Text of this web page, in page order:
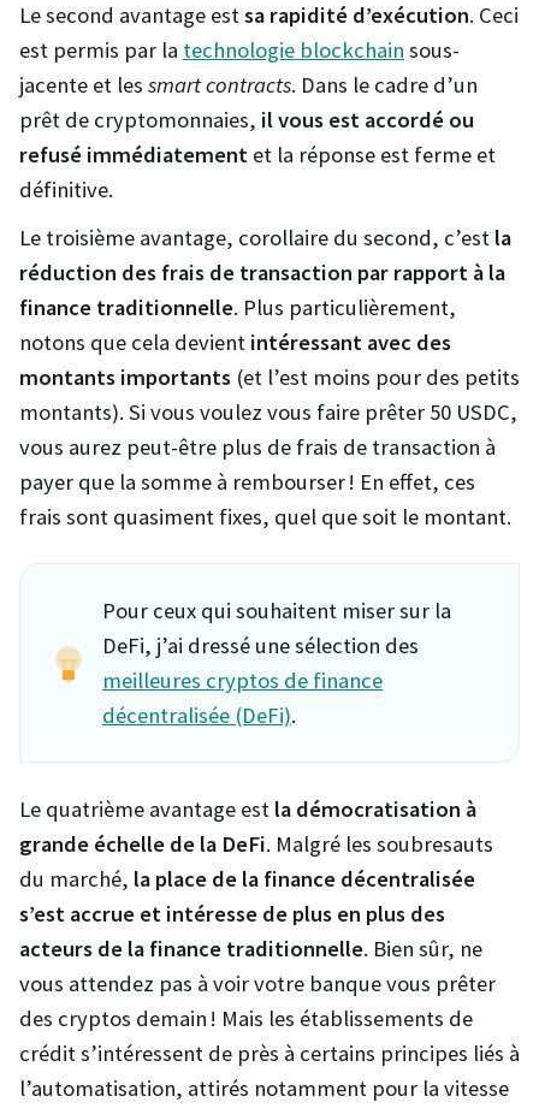
Le second avantage estsa rapidité d’exécution. Ceci
est permis par la technologie blockchain sous-
jacente et les smart contracts. Dans le cadre d’un
prêt de cryptomonnaies, il vous est accordé ou
refusé immédiatement et la réponse est ferme et
définitive.
Le troisième avantage, corollaire du second, c’est la
réduction des frais de transaction par rapport à la
finance traditionnelle. Plus particulièrement,
notons que cela devient intéressant avec des
montants importants (et l’est moins pour des petits
montants). Si vous voulez vous faire prêter 50 USDC,
vous aurez peut-être plus de frais de transaction à
payer que la somme à rembourser ! En effet, ces
frais sont quasiment fixes, quel que soit le montant.
Pour ceux qui souhaitent miser sur la
DeFi, j’ai dressé une sélection des
meilleures cryptos de finance
décentralisée (DeFi).
Le quatrième avantage est la démocratisation à
grande échelle de la DeFi. Malgré les soubresauts
du marché, la place de la finance décentralisée
s’est accrue et intéresse de plus en plus des
acteurs de la finance traditionnelle. Bien sûr, ne
vous attendez pas à voir votre banque vous prêter
des cryptos demain ! Mais les établissements de
crédit s’intéressent de près à certains principes liés à
l’automatisation, attirés notamment pour la vitesse